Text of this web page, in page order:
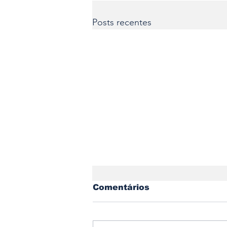
Posts recentes
Comentários